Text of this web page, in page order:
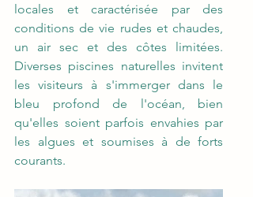
locales et caractérisée par des
conditions de vie rudes et chaudes,
un air sec et des côtes limitées.
Diverses piscines naturelles invitent
les visiteurs à s'immerger dans le
bleu profond de l'océan, bien
qu'elles soient parfois envahies par
les algues et soumises à de forts
courants.